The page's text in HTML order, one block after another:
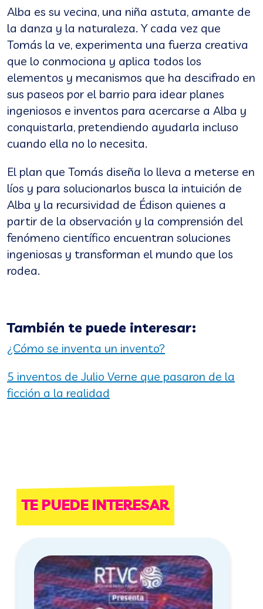
Alba es su vecina, una niña astuta, amante de
la danza y la naturaleza. Y cada vez que
Tomás la ve, experimenta una fuerza creativa
que lo conmociona y aplica todos los
elementos y mecanismos que ha descifrado en
sus paseos por el barrio para idear planes
ingeniosos e inventos para acercarse a Alba y
conquistarla, pretendiendo ayudarla incluso
cuando ella no lo necesita.
El plan que Tomás diseña lo lleva a meterse en
líos y para solucionarlos busca la intuición de
Alba y la recursividad de Édison quienes a
partir de la observación y la comprensión del
fenómeno científico encuentran soluciones
ingeniosas y transforman el mundo que los
rodea.
También te puede interesar:
¿Cómo se inventa un invento?
5 inventos de Julio Verne que pasaron de la
ficción a la realidad
TE PUEDE INTERESAR